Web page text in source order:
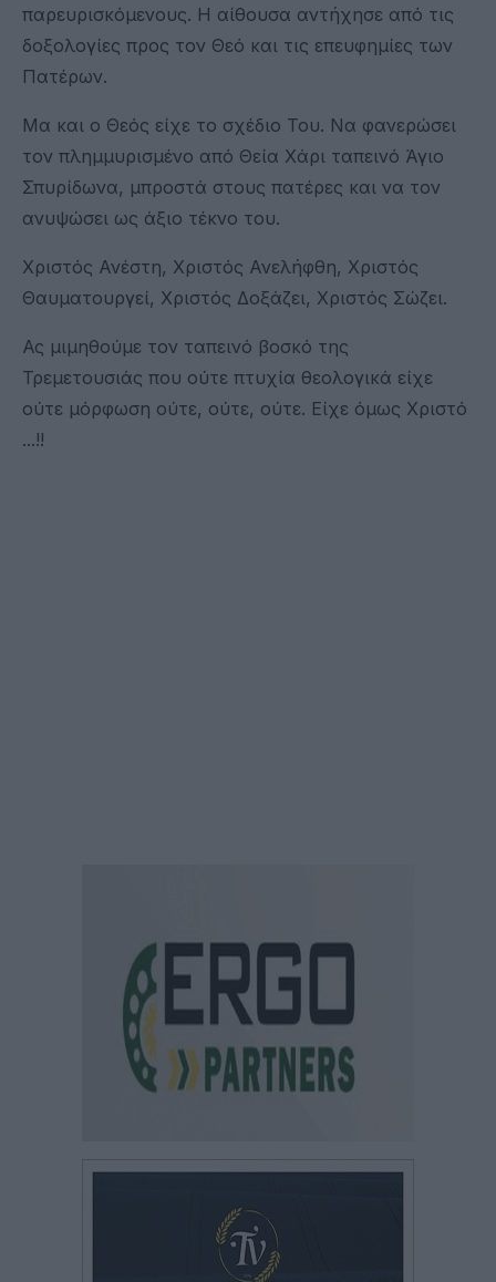
παρευρισκόμενους. Η αίθουσα αντήχησε από τις
δοξολογίες προς τον Θεό και τις επευφημίες των
Πατέρων.
Μα και ο Θεός είχε το σχέδιο Του. Να φανερώσει
τον πλημμυρισμένο από Θεία Χάρι ταπεινό Άγιο
Σπυρίδωνα, μπροστά στους πατέρες και να τον
ανυψώσει ως άξιο τέκνο του.
Χριστός Ανέστη, Χριστός Ανελήφθη, Χριστός
Θαυματουργεί, Χριστός Δοξάζει, Χριστός Σώζει.
Ας μιμηθούμε τον ταπεινό βοσκό της
Τρεμετουσιάς που ούτε πτυχία θεολογικά είχε
ούτε μόρφωση ούτε, ούτε, ούτε. Είχε όμως Χριστό
...!!